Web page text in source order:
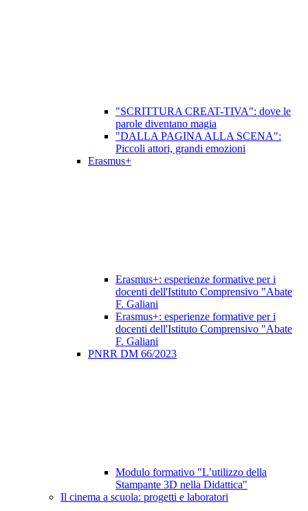
"SCRITTURA CREAT-TIVA": dove le
parole diventano magia
"DALLA PAGINA ALLA SCENA":
Piccoli attori, grandi emozioni
Erasmus+
Erasmus+: esperienze formative per i
docenti dell'Istituto Comprensivo "Abate
F. Galiani
Erasmus+: esperienze formative per i
docenti dell'Istituto Comprensivo "Abate
F. Galiani
PNRR DM 66/2023
Modulo formativo "L’utilizzo della
Stampante 3D nella Didattica"
Il cinema a scuola: progetti e laboratori